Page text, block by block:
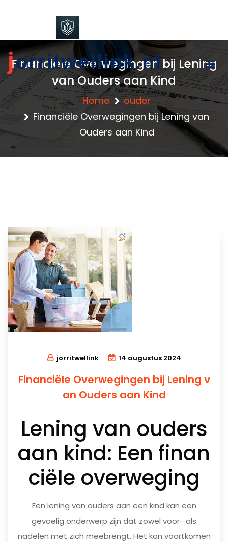
jorritwellink.nl
Financiële Overwegingen bij Lening
van Ouders aan Kind
Home
ouder
Financiële Overwegingen bij Lening van
Ouders aan Kind
jorritwellink 14 augustus 2024
Financiële Overwegingen bij Lening v
an Ouders aan Kind
Lening van ouders
aan kind: Een finan
ciële overweging
Een lening van ouders aan een kind kan een
gevoelig onderwerp zijn dat zowel voor- als
nadelen met zich meebrengt. Het kan voortkomen